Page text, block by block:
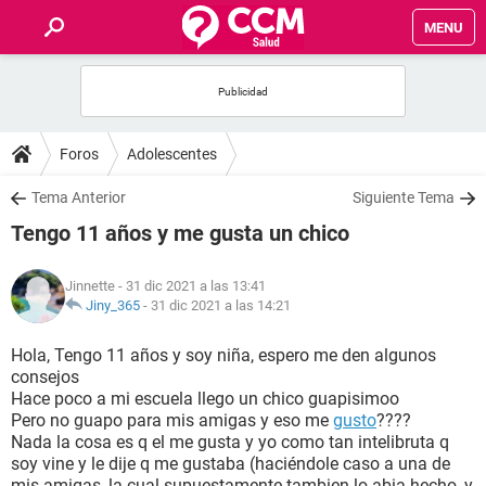
MENU
FOROS
SALUD
FAMILIA
NUTRICIÓN
BIENESTAR
SEXUALIDAD
GLOSARIO
Foros Adolescentes
Tema Anterior Siguiente Tema
Tengo 11 años y me gusta un chico
Jinnette - 31 dic 2021 a las 13:41
Jiny_365 - 31 dic 2021 a las 14:21
Hola, Tengo 11 años y soy niña, espero me den algunos
consejos
Hace poco a mi escuela llego un chico guapisimoo
Pero no guapo para mis amigas y eso me gusto????
Nada la cosa es q el me gusta y yo como tan intelibruta q
soy vine y le dije q me gustaba (haciéndole caso a una de